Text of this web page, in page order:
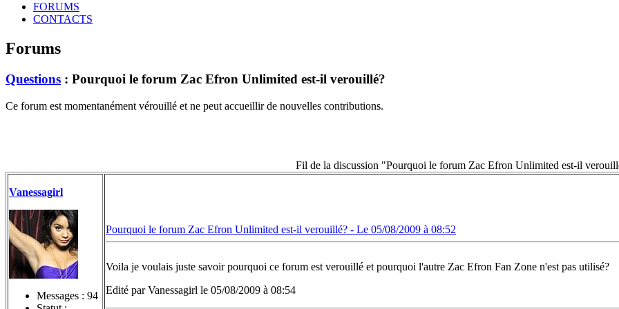
FORUMS
CONTACTS
Forums
Questions : Pourquoi le forum Zac Efron Unlimited est-il verouillé?
Ce forum est momentanément vérouillé et ne peut accueillir de nouvelles contributions.
Fil de la discussion "Pourquoi le forum Zac Efron Unlimited est-il
Vanessagirl
Messages : 94
Pourquoi le forum Zac Efron Unlimited est-il verouillé? - Le 05/08/2009 à 08:52
Voila je voulais juste savoir pourquoi ce forum est verouillé et pourquoi l'autre Zac Efron Fan Zone n'est pas utilisé?
Edité par Vanessagirl le 05/08/2009 à 08:54